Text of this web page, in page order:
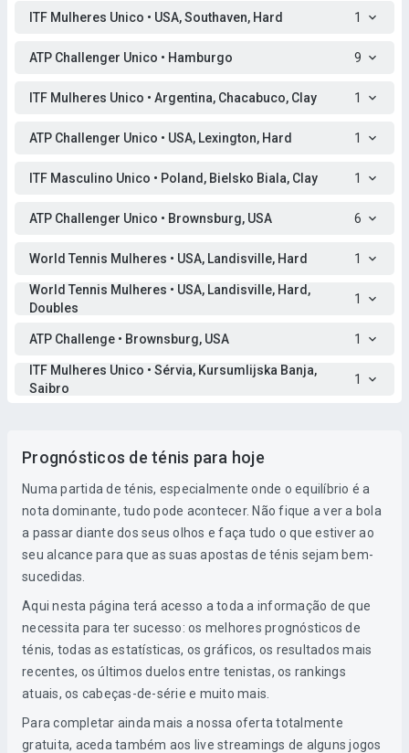
ITF Mulheres Unico • USA, Southaven, Hard 1
ATP Challenger Unico • Hamburgo 9
ITF Mulheres Unico • Argentina, Chacabuco, Clay 1
ATP Challenger Unico • USA, Lexington, Hard 1
ITF Masculino Unico • Poland, Bielsko Biala, Clay 1
ATP Challenger Unico • Brownsburg, USA 6
World Tennis Mulheres • USA, Landisville, Hard 1
World Tennis Mulheres • USA, Landisville, Hard,
Doubles
1
ATP Challenge • Brownsburg, USA 1
ITF Mulheres Unico • Sérvia, Kursumlijska Banja,
Saibro
1
Prognósticos de ténis para hoje
Numa partida de ténis, especialmente onde o equilíbrio é a
nota dominante, tudo pode acontecer. Não fique a ver a bola
a passar diante dos seus olhos e faça tudo o que estiver ao
seu alcance para que as suas apostas de ténis sejam bem-
sucedidas.
Aqui nesta página terá acesso a toda a informação de que
necessita para ter sucesso: os melhores prognósticos de
ténis, todas as estatísticas, os gráficos, os resultados mais
recentes, os últimos duelos entre tenistas, os rankings
atuais, os cabeças-de-série e muito mais.
Para completar ainda mais a nossa oferta totalmente
gratuita, aceda também aos live streamings de alguns jogos